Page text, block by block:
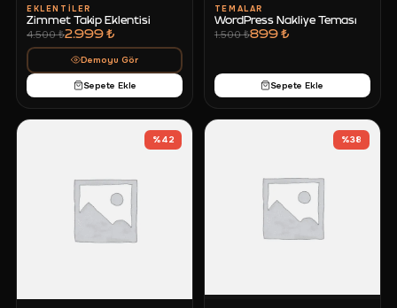
EKLENTILER
Zimmet Takip Eklentisi
4.500 ₺2.999 ₺
Demoyu Gör
Sepete Ekle
TEMALAR
WordPress Nakliye Teması
1.500 ₺899 ₺
Sepete Ekle
%42 %38